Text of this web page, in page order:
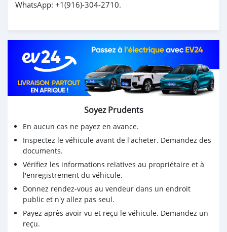
WhatsApp: ‪+1(916)-304-2710‬.
Soyez Prudents
En aucun cas ne payez en avance.
Inspectez le véhicule avant de l'acheter. Demandez des
documents.
Vérifiez les informations relatives au propriétaire et à
l'enregistrement du véhicule.
Donnez rendez-vous au vendeur dans un endroit
public et n'y allez pas seul.
Payez après avoir vu et reçu le véhicule. Demandez un
reçu.